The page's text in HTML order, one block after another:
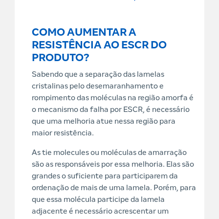
COMO AUMENTAR A
RESISTÊNCIA AO ESCR DO
PRODUTO?
Sabendo que a separação das lamelas
cristalinas pelo desemaranhamento e
rompimento das moléculas na região amorfa é
o mecanismo da falha por ESCR, é necessário
que uma melhoria atue nessa região para
maior resistência.
As tie molecules ou moléculas de amarração
são as responsáveis por essa melhoria. Elas são
grandes o suficiente para participarem da
ordenação de mais de uma lamela. Porém, para
que essa molécula participe da lamela
adjacente é necessário acrescentar um